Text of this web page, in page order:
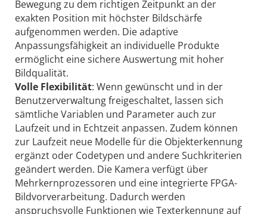
Bewegung zu dem richtigen Zeitpunkt an der
exakten Position mit höchster Bildschärfe
aufgenommen werden. Die adaptive
Anpassungsfähigkeit an individuelle Produkte
ermöglicht eine sichere Auswertung mit hoher
Bildqualität.
Volle Flexibilität: Wenn gewünscht und in der
Benutzerverwaltung freigeschaltet, lassen sich
sämtliche Variablen und Parameter auch zur
Laufzeit und in Echtzeit anpassen. Zudem können
zur Laufzeit neue Modelle für die Objekterkennung
ergänzt oder Codetypen und andere Suchkriterien
geändert werden. Die Kamera verfügt über
Mehrkernprozessoren und eine integrierte FPGA-
Bildvorverarbeitung. Dadurch werden
anspruchsvolle Funktionen wie Texterkennung auf